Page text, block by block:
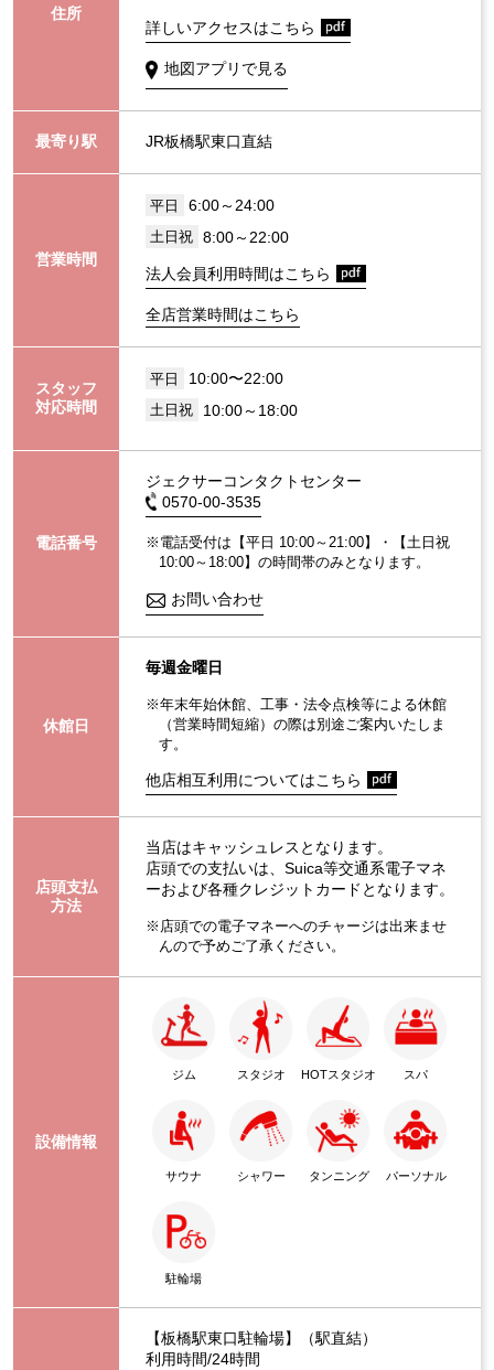
住所
詳しいアクセスはこちら
地図アプリで見る
最寄り駅 JR板橋駅東口直結
営業時間
平日 6:00～24:00
土日祝 8:00～22:00
法人会員利用時間はこちら
全店営業時間はこちら
スタッフ
対応時間
平日 10:00〜22:00
土日祝 10:00～18:00
電話番号
ジェクサーコンタクトセンター
0570-00-3535
※電話受付は【平日 10:00～21:00】・【土日祝
10:00～18:00】の時間帯のみとなります。
お問い合わせ
休館日
毎週金曜日
※年末年始休館、工事・法令点検等による休館
（営業時間短縮）の際は別途ご案内いたしま
す。
他店相互利用についてはこちら
店頭支払
方法
当店はキャッシュレスとなります。
店頭での支払いは、Suica等交通系電子マネ
ーおよび各種クレジットカードとなります。
※店頭での電子マネーへのチャージは出来ませ
んので予めご了承ください。
設備情報
ジム スタジオ HOTスタジオ スパ
サウナ シャワー タンニング パーソナル
駐輪場
【板橋駅東口駐輪場】（駅直結）
利用時間/24時間